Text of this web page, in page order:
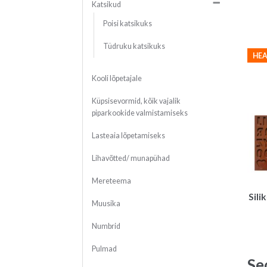
Katsikud
Poisi katsikuks
Tüdruku katsikuks
Kooli lõpetajale
Küpsisevormid, kõik vajalik
piparkookide valmistamiseks
Lasteaia lõpetamiseks
Lihavõtted/ munapühad
Mereteema
Muusika
Numbrid
Pulmad